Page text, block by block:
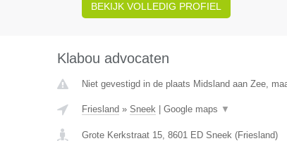
BEKIJK VOLLEDIG PROFIEL
Klabou advocaten
Niet gevestigd in de plaats Midsland aan Zee,
Friesland » Sneek| Google maps ▼
Grote Kerkstraat 15, 8601 ED Sneek(Friesland)